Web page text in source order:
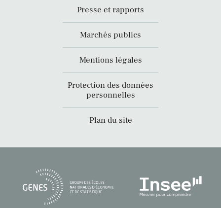
Presse et rapports
Marchés publics
Mentions légales
Protection des données
personnelles
Plan du site